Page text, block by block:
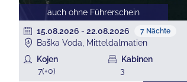
auch ohne Führerschein
15.08.2026 - 22.08.2026 7 Nächte
Baška Voda, Mitteldalmatien
Kojen
7(+0)
Kabinen
3